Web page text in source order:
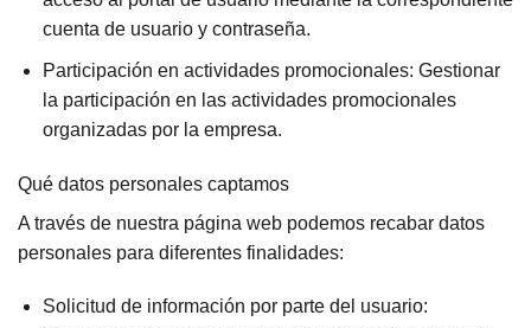
cuenta de usuario y contraseña.
Participación en actividades promocionales: Gestionar
la participación en las actividades promocionales
organizadas por la empresa.
Qué datos personales captamos
A través de nuestra página web podemos recabar datos
personales para diferentes finalidades:
Solicitud de información por parte del usuario: